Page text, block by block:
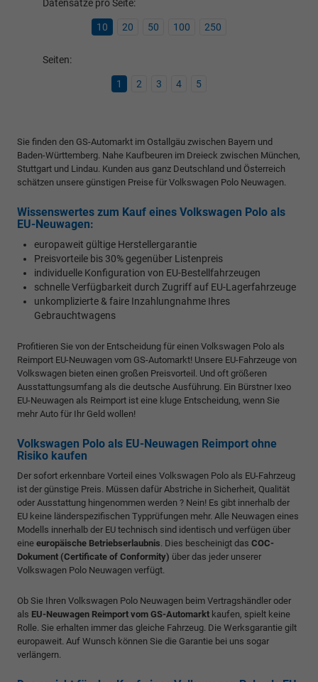
Datensätze pro Seite:
10 20 50 100 250
Seiten:
1 2 3 4 5
Sie finden den GS-Automarkt im Ostallgäu zwischen Bayern und
Baden-Württemberg. Nahe Kaufbeuren im Dreieck zwischen München,
Stuttgart und Lindau. Kunden aus ganz Deutschland und Österreich
schätzen unsere günstigen Preise für Volkswagen Polo Neuwagen.
Wissenswertes zum Kauf eines Volkswagen Polo als
EU-Neuwagen:
europaweit gültige Herstellergarantie
Preisvorteile bis 30% gegenüber Listenpreis
individuelle Konfiguration von EU-Bestellfahrzeugen
schnelle Verfügbarkeit durch Zugriff auf EU-Lagerfahrzeuge
unkomplizierte & faire Inzahlungnahme Ihres
Gebrauchtwagens
Profitieren Sie von der Entscheidung für einen Volkswagen Polo als
Reimport EU-Neuwagen vom GS-Automarkt! Unsere EU-Fahrzeuge von
Volkswagen bieten einen großen Preisvorteil. Und oft größeren
Ausstattungsumfang als die deutsche Ausführung. Ein Bürstner Ixeo
EU-Neuwagen als Reimport ist eine kluge Entscheidung, wenn Sie
mehr Auto für Ihr Geld wollen!
Volkswagen Polo als EU-Neuwagen Reimport ohne
Risiko kaufen
Der sofort erkennbare Vorteil eines Volkswagen Polo als EU-Fahrzeug
ist der günstige Preis. Müssen dafür Abstriche in Sicherheit, Qualität
oder Ausstattung hingenommen werden ? Nein! Es gibt innerhalb der
EU keine länderspezifischen Typprüfungen mehr. Alle Neuwagen eines
Modells innerhalb der EU technisch sind identisch und verfügen über
eine europäische Betriebserlaubnis . Dies bescheinigt das COC-
Dokument (Certificate of Conformity) über das jeder unserer
Volkswagen Polo Neuwagen verfügt.
Ob Sie Ihren Volkswagen Polo Neuwagen beim Vertragshändler oder
als EU-Neuwagen Reimport vom GS-Automarkt kaufen, spielt keine
Rolle. Sie erhalten immer das gleiche Fahrzeug. Die Werksgarantie gilt
europaweit. Auf Wunsch können Sie die Garantie bei uns sogar
verlängern.